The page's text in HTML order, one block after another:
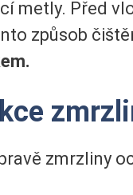
metly. Před
způsob
zmrzliny